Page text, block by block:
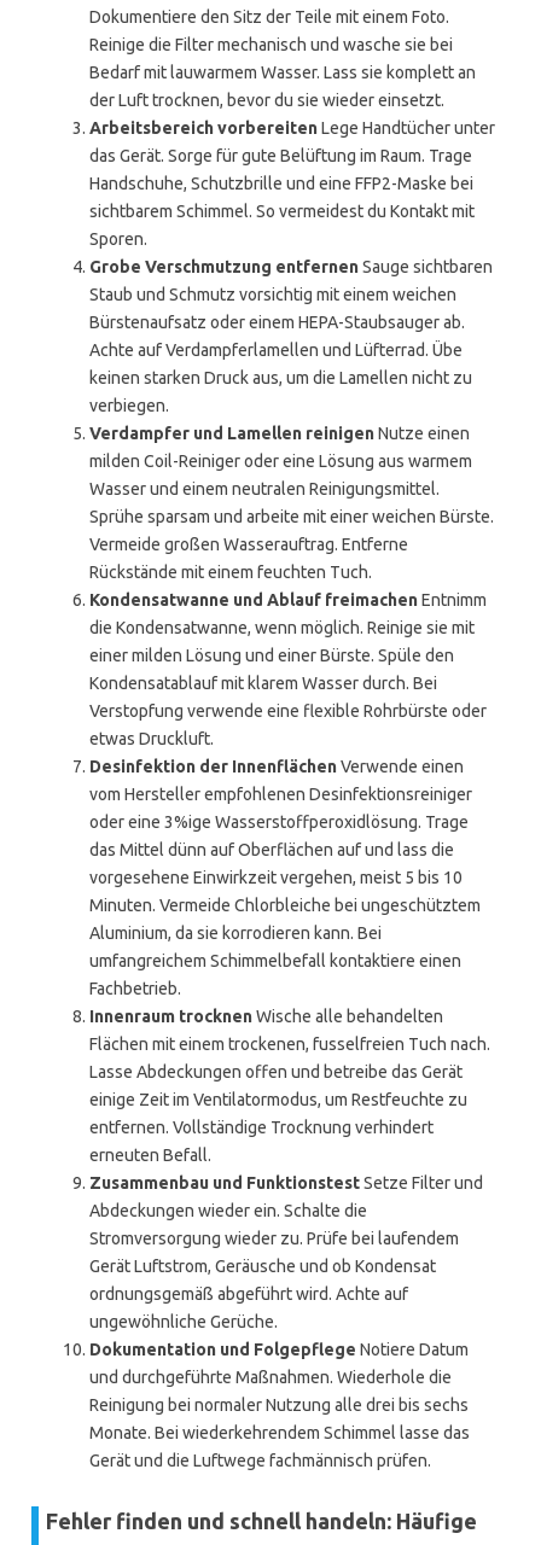
Dokumentiere den Sitz der Teile mit einem Foto.
Reinige die Filter mechanisch und wasche sie bei
Bedarf mit lauwarmem Wasser. Lass sie komplett an
der Luft trocknen, bevor du sie wieder einsetzt.
Arbeitsbereich vorbereitenLege Handtücher unter
das Gerät. Sorge für gute Belüftung im Raum. Trage
Handschuhe, Schutzbrille und eine FFP2-Maske bei
sichtbarem Schimmel. So vermeidest du Kontakt mit
Sporen.
Grobe Verschmutzung entfernenSauge sichtbaren
Staub und Schmutz vorsichtig mit einem weichen
Bürstenaufsatz oder einem HEPA-Staubsauger ab.
Achte auf Verdampferlamellen und Lüfterrad. Übe
keinen starken Druck aus, um die Lamellen nicht zu
verbiegen.
Verdampfer und Lamellen reinigenNutze einen
milden Coil-Reiniger oder eine Lösung aus warmem
Wasser und einem neutralen Reinigungsmittel.
Sprühe sparsam und arbeite mit einer weichen Bürste.
Vermeide großen Wasserauftrag. Entferne
Rückstände mit einem feuchten Tuch.
Kondensatwanne und Ablauf freimachenEntnimm
die Kondensatwanne, wenn möglich. Reinige sie mit
einer milden Lösung und einer Bürste. Spüle den
Kondensatablauf mit klarem Wasser durch. Bei
Verstopfung verwende eine flexible Rohrbürste oder
etwas Druckluft.
Desinfektion der InnenflächenVerwende einen
vom Hersteller empfohlenen Desinfektionsreiniger
oder eine 3%ige Wasserstoffperoxidlösung. Trage
das Mittel dünn auf Oberflächen auf und lass die
vorgesehene Einwirkzeit vergehen, meist 5 bis 10
Minuten. Vermeide Chlorbleiche bei ungeschütztem
Aluminium, da sie korrodieren kann. Bei
umfangreichem Schimmelbefall kontaktiere einen
Fachbetrieb.
Innenraum trocknenWische alle behandelten
Flächen mit einem trockenen, fusselfreien Tuch nach.
Lasse Abdeckungen offen und betreibe das Gerät
einige Zeit im Ventilatormodus, um Restfeuchte zu
entfernen. Vollständige Trocknung verhindert
erneuten Befall.
Zusammenbau und FunktionstestSetze Filter und
Abdeckungen wieder ein. Schalte die
Stromversorgung wieder zu. Prüfe bei laufendem
Gerät Luftstrom, Geräusche und ob Kondensat
ordnungsgemäß abgeführt wird. Achte auf
ungewöhnliche Gerüche.
Dokumentation und Folgepflege Notiere Datum
und durchgeführte Maßnahmen. Wiederhole die
Reinigung bei normaler Nutzung alle drei bis sechs
Monate. Bei wiederkehrendem Schimmel lasse das
Gerät und die Luftwege fachmännisch prüfen.
Fehler finden und schnell handeln: Häufige